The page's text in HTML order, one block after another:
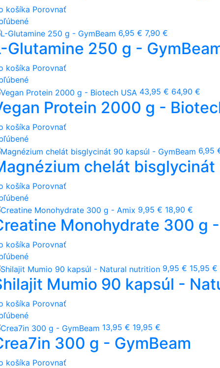
košíka Porovnať
6,95 € 7,90 €
Glutamine 250 g -
košíka Porovnať
43,95 € 64,90 €
Protein 2000 g -
košíka Porovnať
6,95
chelát
košíka Porovnať
9,95 € 18,90 €
Monohydrate 300 g
košíka Porovnať
9,95 € 15,95 €
Mumio 90 kapsúl -
košíka Porovnať
13,95 € 19,95 €
300 g - GymBeam
košíka Porovnať